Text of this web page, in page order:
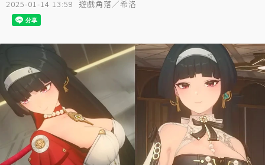
2025-01-14 13:59 遊戲角落／希洛